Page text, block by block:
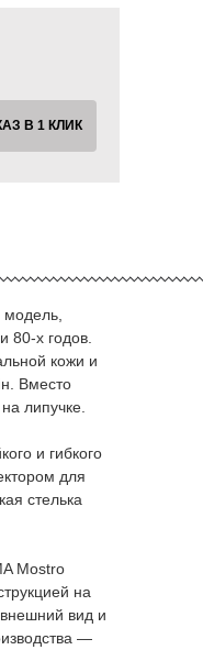
В 1 КЛИК
80-х годов.
кожи и
Вместо
липучке.
и гибкого
для
стелька
Mostro
на
вид и
—